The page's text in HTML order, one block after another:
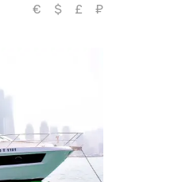
€ $ £ ₽